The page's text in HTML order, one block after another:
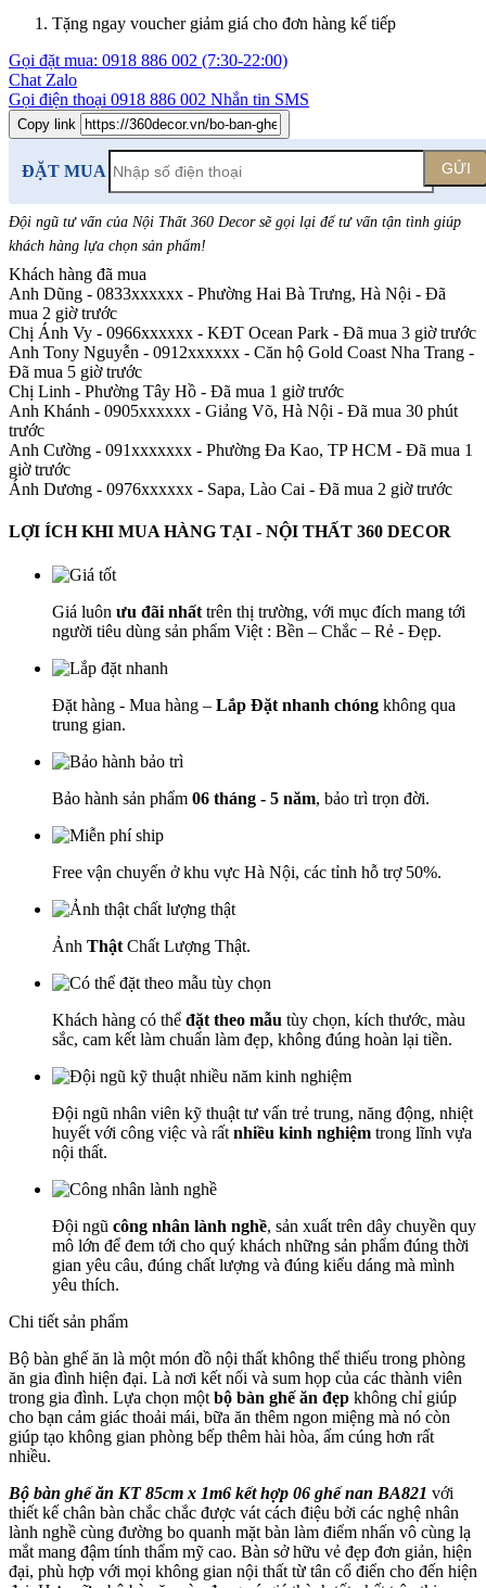
Tặng ngay voucher giảm giá cho đơn hàng kế tiếp
Gọi đặt mua: 0918 886 002 (7:30-22:00)
Chat Zalo
Gọi điện thoại 0918 886 002 Nhắn tin SMS
Copy link
ĐẶT MUA GỬI
Đội ngũ tư vấn của Nội Thất 360 Decor sẽ gọi lại để tư vấn tận tình giúp
khách hàng lựa chọn sản phẩm!
Khách hàng đã mua
Anh Dũng - 0833xxxxxx - Phường Hai Bà Trưng, Hà Nội - Đã
mua 2 giờ trước
Chị Ánh Vy - 0966xxxxxx - KĐT Ocean Park - Đã mua 3 giờ trước
Anh Tony Nguyễn - 0912xxxxxx - Căn hộ Gold Coast Nha Trang -
Đã mua 5 giờ trước
Chị Linh - Phường Tây Hồ - Đã mua 1 giờ trước
Anh Khánh - 0905xxxxxx - Giảng Võ, Hà Nội - Đã mua 30 phút
trước
Anh Cường - 091xxxxxxx - Phường Đa Kao, TP HCM - Đã mua 1
giờ trước
Ánh Dương - 0976xxxxxx - Sapa, Lào Cai - Đã mua 2 giờ trước
LỢI ÍCH KHI MUA HÀNG TẠI - NỘI THẤT 360 DECOR
Giá luôn ưu đãi nhất trên thị trường, với mục đích mang tới
người tiêu dùng sản phẩm Việt : Bền – Chắc – Rẻ - Đẹp.
Đặt hàng - Mua hàng – Lắp Đặt nhanh chóng không qua
trung gian.
Bảo hành sản phẩm 06 tháng - 5 năm, bảo trì trọn đời.
Free vận chuyển ở khu vực Hà Nội, các tỉnh hỗ trợ 50%.
Ảnh Thật Chất Lượng Thật.
Khách hàng có thể đặt theo mẫu tùy chọn, kích thước, màu
sắc, cam kết làm chuẩn làm đẹp, không đúng hoàn lại tiền.
Đội ngũ nhân viên kỹ thuật tư vấn trẻ trung, năng động, nhiệt
huyết với công việc và rất nhiều kinh nghiệm trong lĩnh vựa
nội thất.
Đội ngũ công nhân lành nghề, sản xuất trên dây chuyền quy
mô lớn để đem tới cho quý khách những sản phẩm đúng thời
gian yêu câu, đúng chất lượng và đúng kiểu dáng mà mình
yêu thích.
Chi tiết sản phẩm
Bộ bàn ghế ăn là một món đồ nội thất không thể thiếu trong phòng
ăn gia đình hiện đại. Là nơi kết nối và sum họp của các thành viên
trong gia đình. Lựa chọn một bộ bàn ghế ăn đẹp không chỉ giúp
cho bạn cảm giác thoải mái, bữa ăn thêm ngon miệng mà nó còn
giúp tạo không gian phòng bếp thêm hài hòa, ấm cúng hơn rất
nhiều.
Bộ bàn ghế ăn KT 85cm x 1m6 kết hợp 06 ghế nan BA821 với
thiết kế chân bàn chắc chắc được vát cách điệu bởi các nghệ nhân
lành nghề cùng đường bo quanh mặt bàn làm điểm nhấn vô cùng lạ
mắt mang đậm tính thẩm mỹ cao. Bàn sở hữu vẻ đẹp đơn giản, hiện
đại, phù hợp với mọi không gian nội thất từ tân cổ điển cho đến hiện